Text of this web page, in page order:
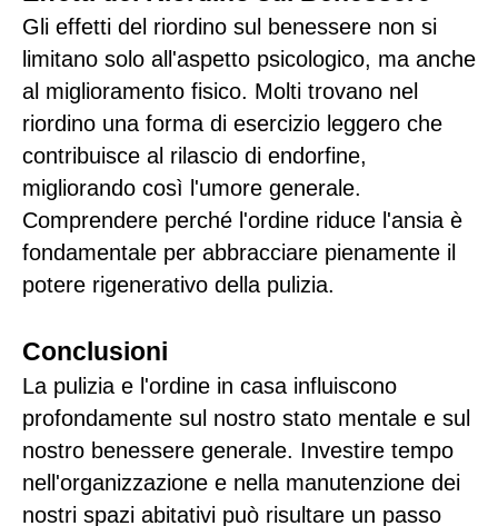
Gli effetti del riordino sul benessere non si
limitano solo all'aspetto psicologico, ma anche
al miglioramento fisico. Molti trovano nel
riordino una forma di esercizio leggero che
contribuisce al rilascio di endorfine,
migliorando così l'umore generale.
Comprendere perché l'ordine riduce l'ansia è
fondamentale per abbracciare pienamente il
potere rigenerativo della pulizia.
Conclusioni
La pulizia e l'ordine in casa influiscono
profondamente sul nostro stato mentale e sul
nostro benessere generale. Investire tempo
nell'organizzazione e nella manutenzione dei
nostri spazi abitativi può risultare un passo